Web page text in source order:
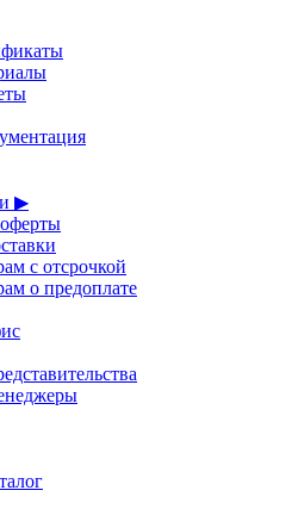
▶
с отсрочкой
о предоплате